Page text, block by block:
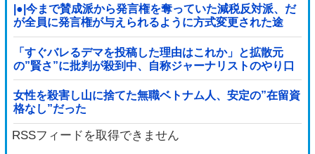
|●|今まで賛成派から発言権を奪っていた減税反対派、だ
が全員に発言権が与えられるように方式変更された途
端……
「すぐバレるデマを投稿した理由はこれか」と拡散元
の”賢さ”に批判が殺到中、自称ジャーナリストのやり口
というのが……
女性を殺害し山に捨てた無職ベトナム人、安定の”在留資
格なし”だった
RSSフィードを取得できません